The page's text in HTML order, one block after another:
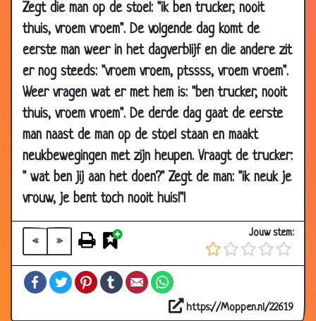
Zegt die man op de stoel: "ik ben trucker, nooit
thuis, vroem vroem". De volgende dag komt de
eerste man weer in het dagverblijf en die andere zit
er nog steeds: "vroem vroem, ptssss, vroem vroem".
Weer vragen wat er met hem is: "ben trucker, nooit
thuis, vroem vroem". De derde dag gaat de eerste
man naast de man op de stoel staan en maakt
neukbewegingen met zijn heupen. Vraagt de trucker:
" wat ben jij aan het doen?" Zegt de man: "ik neuk je
vrouw, je bent toch nooit huis!"!
« »
Jouw stem:
FacebookTwitterPinterestTumblrEmail
https://Moppen.nl/22619
02 May
2003
De verkrachting
29 Apr
2003
69 1.84
28 Apr
2003
Nonnen 3.71
25 Apr
2003
Koudste kut
22 Apr
2003
Rozen 3.56
15 Apr
2003
Moderne boer 2.98
2003
2.58